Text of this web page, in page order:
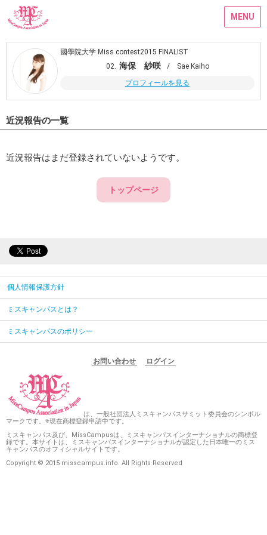
MENU
國學院大学 Miss contest2015 FINALIST
02. 海保 紗咲
/ Sae Kaiho
プロフィールを見る
近況報告の一覧
近況報告はまだ登録されていないようです。
トップページ
個人情報保護方針
ミスキャンパスとは？
ミスキャンパスのポリシー
お問い合わせ ログイン
は、一般社団法人ミスキャンパスサミット委員会のシンボル
マークです。※現在商標登録申請中です。
ミスキャンパス及び、MissCampusは、ミスキャンパスインターナショナルの商標登
録です。本サイトは、ミスキャンパスインターナショナルが認定した日本唯一のミス
キャンパスのオフィシャルサイトです。
Copyright © 2015 misscampus.info. All Rights Reserved